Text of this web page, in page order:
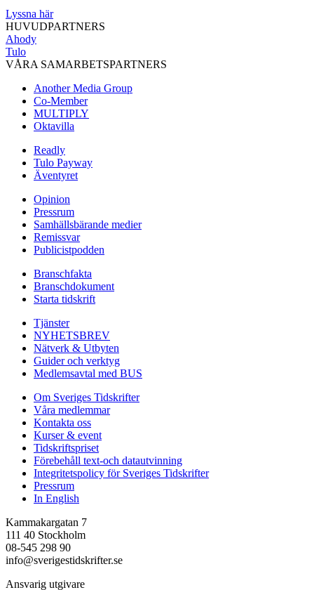
Lyssna här
HUVUDPARTNERS
Ahody
Tulo
VÅRA SAMARBETSPARTNERS
Another Media Group
Co-Member
MULTIPLY
Oktavilla
Readly
Tulo Payway
Äventyret
Opinion
Pressrum
Samhällsbärande medier
Remissvar
Publicistpodden
Branschfakta
Branschdokument
Starta tidskrift
Tjänster
NYHETSBREV
Nätverk & Utbyten
Guider och verktyg
Medlemsavtal med BUS
Om Sveriges Tidskrifter
Våra medlemmar
Kontakta oss
Kurser & event
Tidskriftspriset
Förebehåll text-och datautvinning
Integritetspolicy för Sveriges Tidskrifter
Pressrum
In English
Kammakargatan 7
111 40 Stockholm
08-545 298 90
info@sverigestidskrifter.se
Ansvarig utgivare